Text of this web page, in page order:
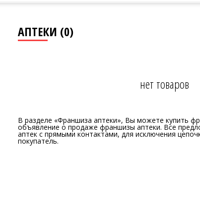
АПТЕКИ (0)
нет товаров
В разделе «Франшиза аптеки», Вы можете купить
объявление о продаже франшизы аптеки. Все
аптек с прямыми контактами, для исключения
покупатель.